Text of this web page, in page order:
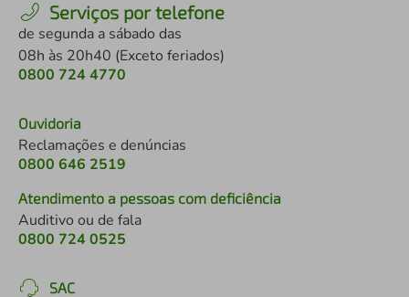
Serviços por telefone
de segunda a sábado das
08h às 20h40 (Exceto feriados)
0800 724 4770
Ouvidoria
Reclamações e denúncias
0800 646 2519
Atendimento a pessoas com deficiência
Auditivo ou de fala
0800 724 0525
SAC